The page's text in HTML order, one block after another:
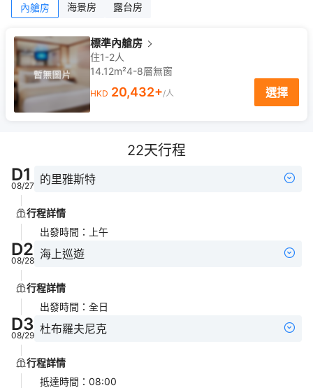
內艙房 海景房 露台房
標準內艙房
住1-2人
14.12m²4-8層無窗
HKD 20,432+/人 選擇
22天行程
D1
08/27 的里雅斯特
行程詳情
出發時間 ： 上午
D2
08/28 海上巡遊
行程詳情
出發時間 ： 全日
D3
08/29 杜布羅夫尼克
行程詳情
抵達時間 ： 08:00